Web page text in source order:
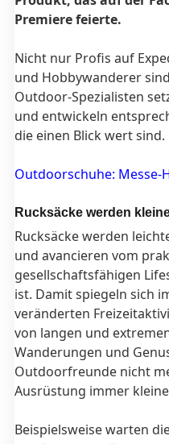
Premiere feierte.
Nicht nur Profis auf
und Hobbywanderer
Outdoor-Spezialisten
und entwickeln
die einen Blick wert sind.
Outdoorschuhe: Messe-
Rucksäcke werden
Rucksäcke werden
und avancieren vom
gesellschaftsfähigen
ist. Damit spiegeln sich
veränderten
von langen und
Wanderungen und
Outdoorfreunde nicht
Ausrüstung immer
Beispielsweise warten